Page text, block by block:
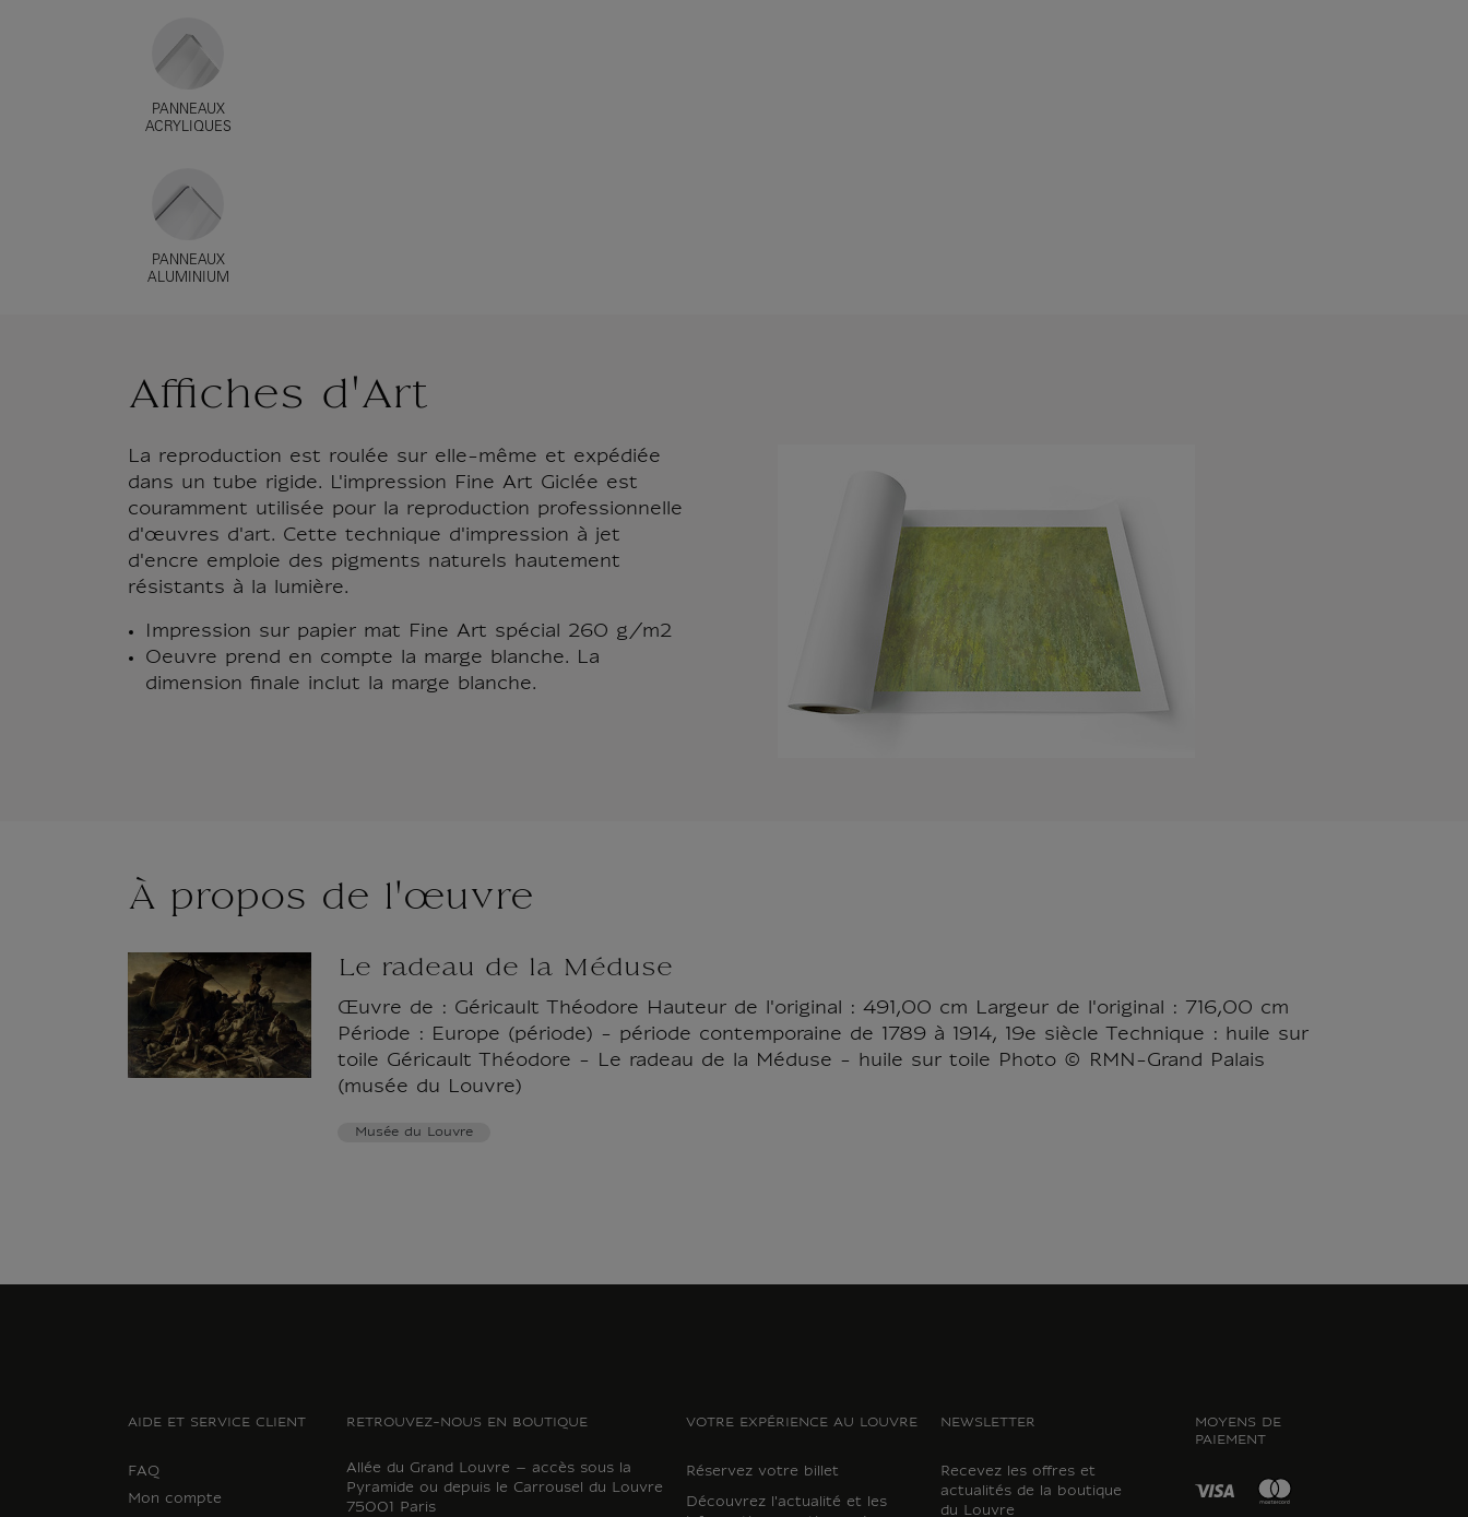
PANNEAUX
ACRYLIQUES
PANNEAUX
ALUMINIUM
Affiches d'Art
La reproduction est roulée sur elle-même et expédiée
dans un tube rigide. L'impression Fine Art Giclée est
couramment utilisée pour la reproduction professionnelle
d'œuvres d'art. Cette technique d'impression à jet
d'encre emploie des pigments naturels hautement
résistants à la lumière.
Impression sur papier mat Fine Art spécial 260 g/m2
Oeuvre prend en compte la marge blanche. La
dimension finale inclut la marge blanche.
À propos de l'œuvre
Le radeau de la Méduse
Œuvre de : Géricault Théodore Hauteur de l'original : 491,00 cm Largeur de l'original : 716,00 cm
Période : Europe (période) - période contemporaine de 1789 à 1914, 19e siècle Technique : huile sur
toile Géricault Théodore - Le radeau de la Méduse - huile sur toile Photo © RMN-Grand Palais
(musée du Louvre)
Musée du Louvre
AIDE ET SERVICE CLIENT
FAQ
Mon compte
RETROUVEZ-NOUS EN BOUTIQUE
Allée du Grand Louvre – accès sous la
Pyramide ou depuis le Carrousel du Louvre
75001 Paris
VOTRE EXPÉRIENCE AU LOUVRE
Réservez votre billet
Découvrez l'actualité et les
NEWSLETTER
Recevez les offres et
actualités de la boutique
du Louvre
MOYENS DE
PAIEMENT